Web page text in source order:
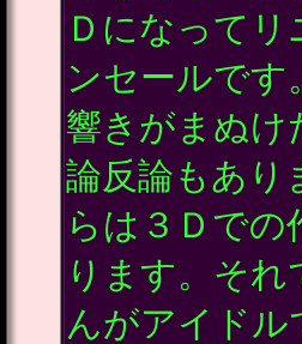
Ｄになって
ンセールです
響きがまぬけ
論反論もあり
らは３Ｄで
ります。そ
んがアイド